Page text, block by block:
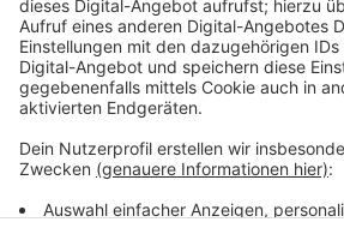
Anzeige